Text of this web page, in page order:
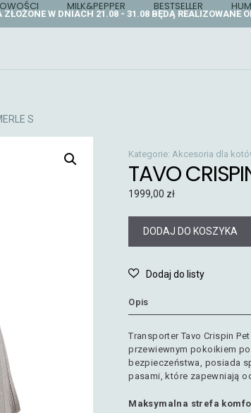
ZŁOŻONE W DNIACH 21.08 - 31.08 BĘDĄ REALIZOWANE
MILK&PEPPER BESTSELLER
S
TAVO
1999,00 zł
Opis
Transporter Tavo Crispin
przewiewnym pokoikiem
bezpieczeństwa, posiada
pasami, które zapewniają
Maksymalna strefa
DODAJ DO KOSZYKA
Kategorie:Akcesoria dla